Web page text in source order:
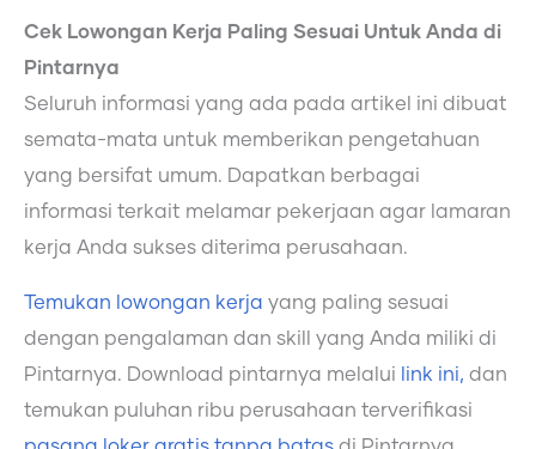
Cek Lowongan Kerja Paling Sesuai Untuk Anda di
Pintarnya
Seluruh informasi yang ada pada artikel ini dibuat
semata-mata untuk memberikan pengetahuan
yang bersifat umum. Dapatkan berbagai
informasi terkait melamar pekerjaan agar lamaran
kerja Anda sukses diterima perusahaan.
Temukan lowongan kerja yang paling sesuai
dengan pengalaman dan skill yang Anda miliki di
Pintarnya. Download pintarnya melalui
link ini, dan
temukan puluhan ribu perusahaan terverifikasi